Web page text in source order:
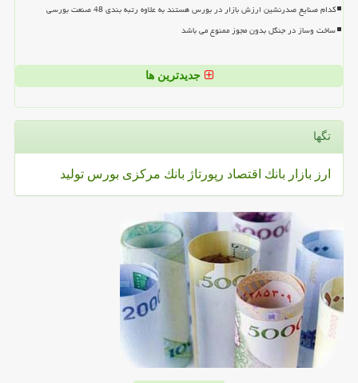
کدام صنایع صدرنشین ارزش بازار در بورس هستند به علاوه رتبه بندی 48 صنعت بورسی
ساخت وساز در جنگل بدون مجوز ممنوع می باشد
جدیدترین ها
تگها
ارز بازار بانك اقتصاد رپورتاژ بانك مركزی بورس تولید